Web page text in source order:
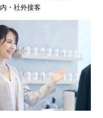
内・社外接客